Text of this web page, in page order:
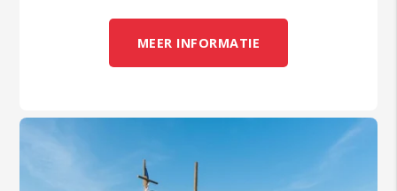
MEER INFORMATIE